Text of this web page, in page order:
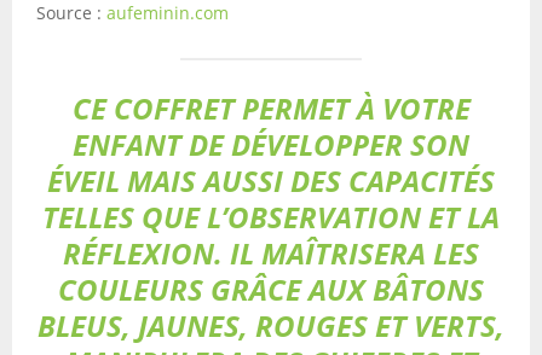
Source : aufeminin.com
CE COFFRET PERMET À VOTRE
ENFANT DE DÉVELOPPER SON
ÉVEIL MAIS AUSSI DES CAPACITÉS
TELLES QUE L’OBSERVATION ET LA
RÉFLEXION. IL MAÎTRISERA LES
COULEURS GRÂCE AUX BÂTONS
BLEUS, JAUNES, ROUGES ET VERTS,